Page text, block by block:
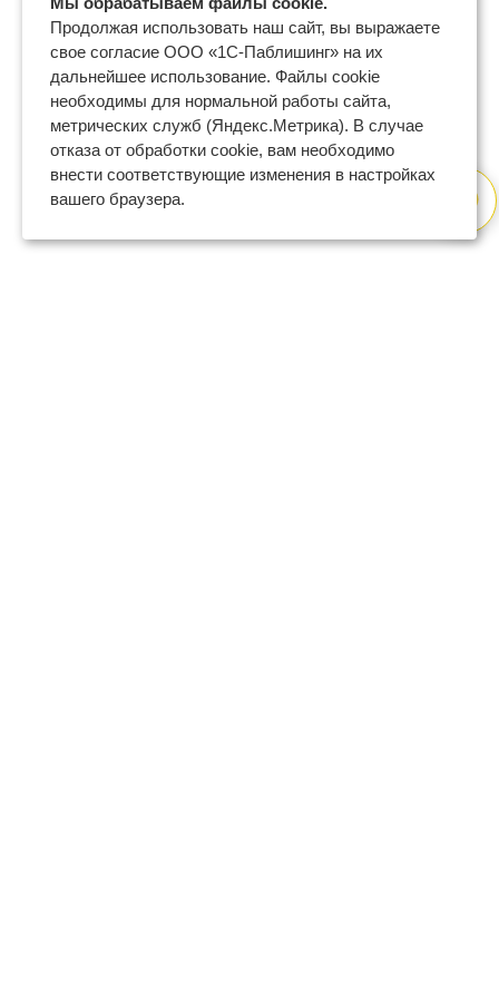
Продолжая использовать наш сайт, вы выражаете
свое согласие ООО «1С-Паблишинг» на их
дальнейшее использование. Файлы cookie
необходимы для нормальной работы сайта,
метрических служб (Яндекс.Метрика). В случае
отказа от обработки cookie, вам необходимо
внести соответствующие изменения в настройках
вашего браузера.